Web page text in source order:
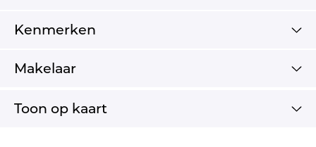
Kenmerken
Makelaar
Toon op kaart